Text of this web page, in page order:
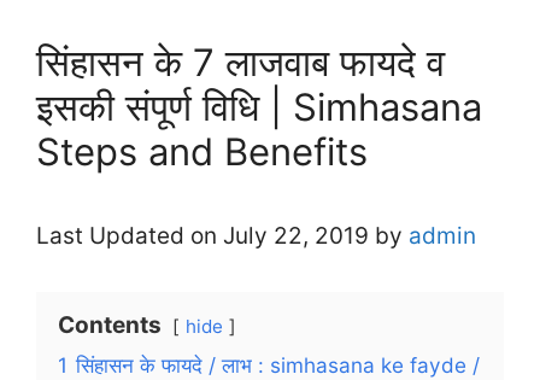
सिंहासन के 7 लाजवाब फायदे व
इसकी संपूर्ण विधि | Simhasana
Steps and Benefits
Last Updated on July 22, 2019 by admin
Contents hide
1 सिंहासन के फायदे / लाभ : simhasana ke fayde /